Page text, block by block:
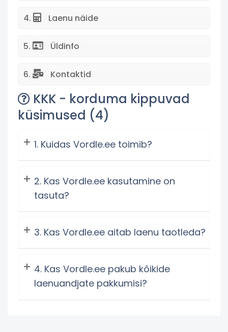
Laenu näide
Üldinfo
Kontaktid
KKK - korduma kippuvad
küsimused (4)
Kuidas Vordle.ee toimib?
Kas Vordle.ee kasutamine on
tasuta?
Kas Vordle.ee aitab laenu taotleda?
Kas Vordle.ee pakub kõikide
laenuandjate pakkumisi?